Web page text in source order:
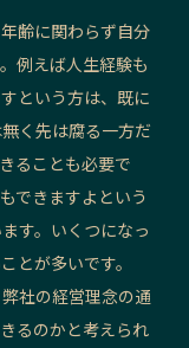
齢に関わらず自分
例えば人生経験も
という方は、既に
く先は腐る一方だ
ることも必要で
できますよという
す。いくつになっ
とが多いです。
社の経営理念の通
るのかと考えられ